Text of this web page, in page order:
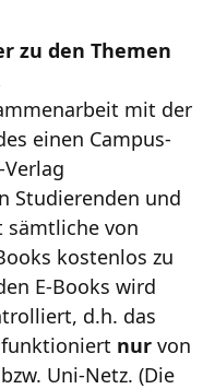
zu den Themen
mit der
einen Campus-
Studierenden und
von
kostenlos zu
E-Books wird
d.h. das
nur von
Uni-Netz. (Die